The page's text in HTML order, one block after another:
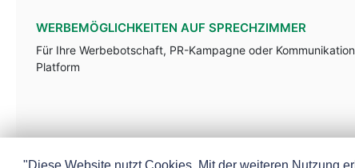
WERBEMÖGLICHKEITEN AUF SPRECHZIMMER
Für Ihre Werbebotschaft, PR-Kampagne oder
Platform